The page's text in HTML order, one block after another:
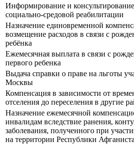
Информирование и
социально-средовой реабилитации
Назначение единовременной
возмещение расходов в связи с
ребёнка
Ежемесячная выплата в связи с
первого ребенка
Выдача справки о праве на льготы
Москвы
Компенсация в зависимости от
отселения до переселения в другие
Назначение ежемесячной
инвалидам вследствие ранения,
заболевания, полученного при
на территории Республики